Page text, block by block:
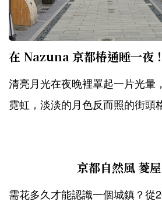
清亮月光在夜晚裡罩起一片光暈
霓虹，淡淡的月色反而照的街頭
京都自然風 菱
需花多久才能認識一個城鎮？從